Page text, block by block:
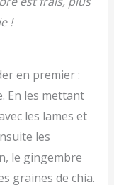
!
en premier :
En les mettant
les lames et
les
le gingembre
graines de chia.